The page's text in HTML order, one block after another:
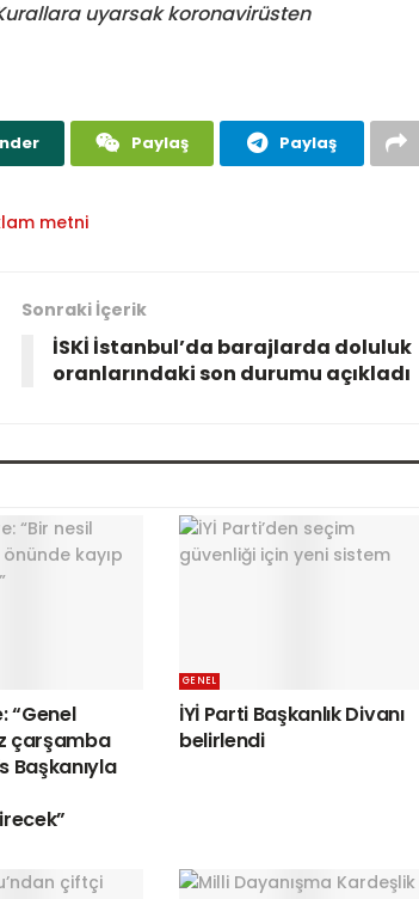
uyarsak koronavirüsten
Paylaş Paylaş
Sonraki İçerik
İSKİ İstanbul’da barajlarda doluluk
oranlarındaki son durumu açıkladı
“Genel
çarşamba
Başkanıyla
GENEL
İYİ Parti Başkanlık Divanı
belirlendi